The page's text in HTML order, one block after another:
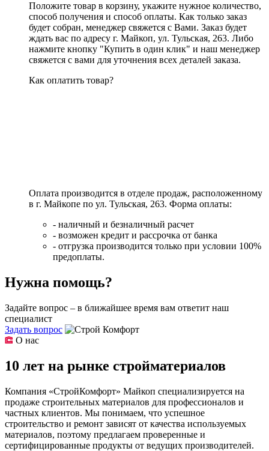
Положите товар в корзину, укажите нужное количество,
способ получения и способ оплаты. Как только заказ
будет собран, менеджер свяжется с Вами. Заказ будет
ждать вас по адресу г. Майкоп, ул. Тульская, 263. Либо
нажмите кнопку "Купить в один клик" и наш менеджер
свяжется с вами для уточнения всех деталей заказа.
Как оплатить товар?
Оплата производится в отделе продаж, расположенному
в г. Майкопе по ул. Тульская, 263. Форма оплаты:
- наличный и безналичный расчет
- возможен кредит и рассрочка от банка
- отгрузка производится только при условии 100%
предоплаты.
Нужна помощь?
Задайте вопрос – в ближайшее время вам ответит наш
специалист
Задать вопрос
О нас
10 лет на рынке стройматериалов
Компания «СтройКомфорт» Майкоп специализируется на
продаже строительных материалов для профессионалов и
частных клиентов. Мы понимаем, что успешное
строительство и ремонт зависят от качества используемых
материалов, поэтому предлагаем проверенные и
сертифицированные продукты от ведущих производителей.